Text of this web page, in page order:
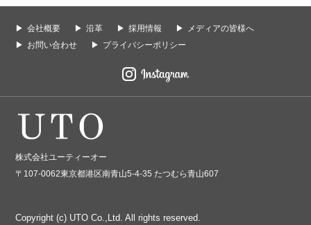
会社概要 沿革 採用情報
メディアの皆様へ
お問い合わせ
プライバシーポリシー
株式会社ユーティーオー
〒107-0062東京都港区南青山5-4-35 たつむら青山607
Copyright (c) UTO Co.,Ltd. All rights reserved.